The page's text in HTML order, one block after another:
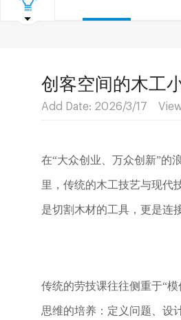
创客空间的木工
Add Date: 2026/3/17
在“大众创业、万众创新”的
里，传统的木工技艺与现代
是切割木材的工具，更是连
传统的劳技课往往侧重于“
思维的培养：定义问题、设